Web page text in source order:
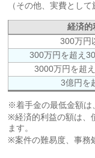
（その他、実費とし
経済的
300万円
300万円を超え
3000万円を超
3億円を
※着手金の最低金額は
※経済的利益の額は、
ます。
※案件の難易度、事務